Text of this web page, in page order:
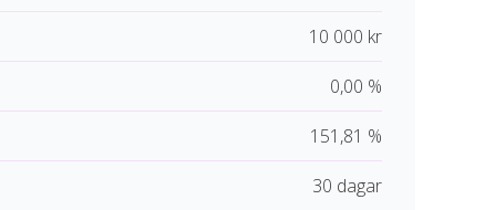
10 000 kr
0,00 %
151,81 %
30 dagar